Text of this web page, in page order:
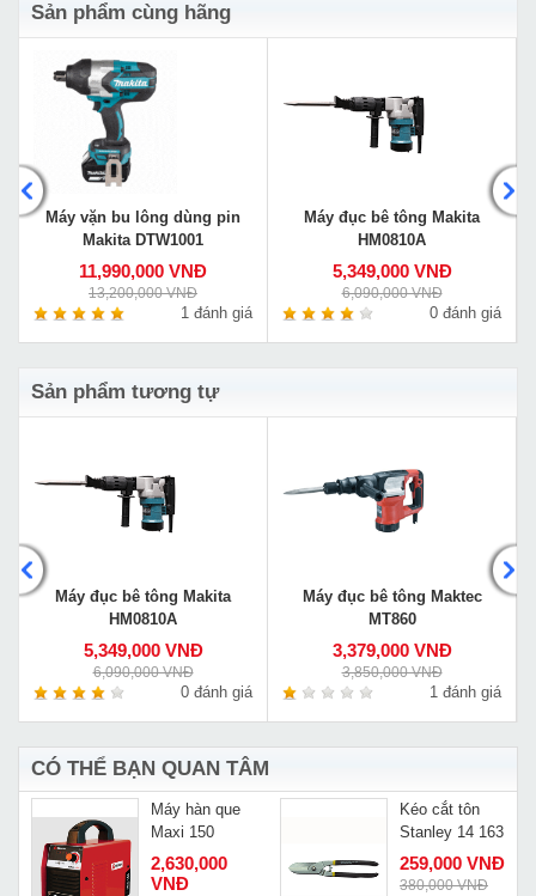
Sản phẩm cùng hãng
Máy vặn bu lông dùng pin
Makita DTW1001
11,990,000 VNĐ
13,200,000 VNĐ
1 đánh giá
Máy đục bê tông Makita
HM0810A
5,349,000 VNĐ
6,090,000 VNĐ
0 đánh giá
Sản phẩm tương tự
Máy đục bê tông Makita
HM0810A
5,349,000 VNĐ
6,090,000 VNĐ
0 đánh giá
Máy đục bê tông Maktec
MT860
3,379,000 VNĐ
3,850,000 VNĐ
1 đánh giá
CÓ THỂ BẠN QUAN TÂM
Máy hàn que
Maxi 150
2,630,000
VNĐ
Kéo cắt tôn
Stanley 14 163
259,000 VNĐ
380,000 VNĐ